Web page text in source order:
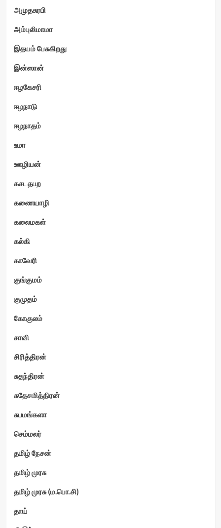
அமுதசுரபி
அம்புலிமாமா
இதயம் பேசுகிறது
இன்ஸான்
ஈழகேசரி
ஈழநாடு
ஈழநாதம்
உமா
ஊழியன்
கசடதபற
கணையாழி
கலைமகள்
கல்கி
காவேரி
குங்குமம்
குமுதம்
கோகுலம்
சாவி
சிரித்திரன்
சுதந்திரன்
சுதேசமித்திரன்
சுபமங்களா
செம்மலர்
தமிழ் நேசன்
தமிழ் முரசு
தமிழ் முரசு (ம.பொ.சி)
தாய்